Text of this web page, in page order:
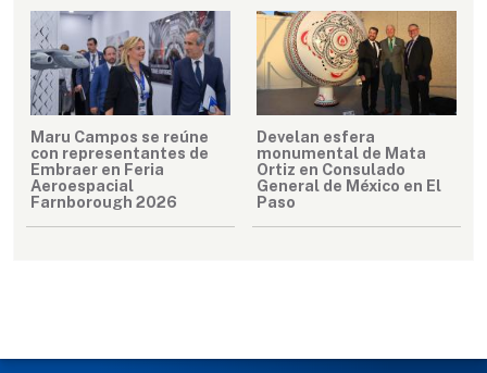
Maru Campos se reúne
con representantes de
Embraer en Feria
Aeroespacial
Farnborough 2026
Develan esfera
monumental de Mata
Ortiz en Consulado
General de México en El
Paso